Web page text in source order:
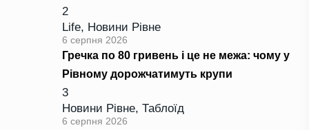
2
Life, Новини Рівне
6 серпня 2026
Гречка по 80 гривень і це не межа: чому у
Рівному дорожчатимуть крупи
3
Новини Рівне, Таблоїд
6 серпня 2026